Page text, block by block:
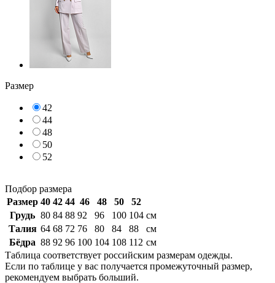
Размер
42
44
48
50
52
Подбор размера
Размер 40 42 44 46 48 50
52
Грудь 80 84 88 92 96 100 104 см
Талия 64 68 72 76 80 84 88
см
Бёдра 88 92 96 100 104 108 112 см
Таблица соответствует российским размерам одежды.
Если по таблице у вас получается промежуточный размер,
рекомендуем выбрать больший.